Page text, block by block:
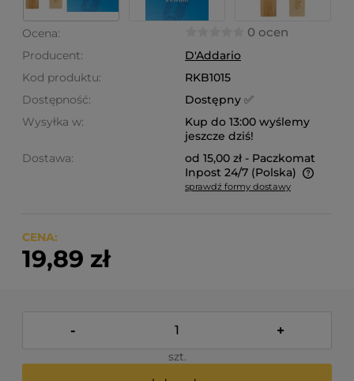
Ocena: 0 ocen
Producent:
D'Addario
Kod produktu:
RKB1015
Dostępność:
Dostępny ✅
Wysyłka w:
Kup do 13:00 wyślemy
jeszcze dziś!
Dostawa:
od 15,00 zł - Paczkomat
Inpost 24/7 (Polska)
Cena nie zawiera ewentualnych kosztów płatności
sprawdź formy dostawy
CENA:
19,89 zł
- +
szt.